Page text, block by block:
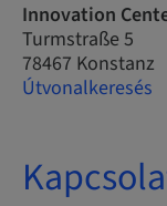
Innovation
Turmstraße 5
78467 Konstanz
Útvonalkeresés